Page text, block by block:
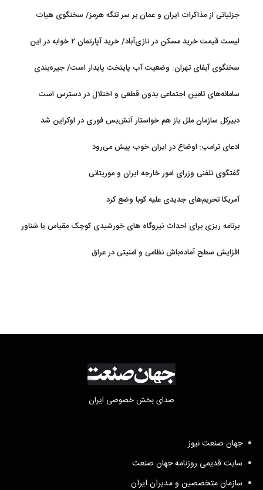
جزئیاتی از مذاکرات ایران و عمان بر سر تنگه هرمز/ سخنگوی هیات
رئیسه مجلس: بیانیه‌ای شامل تصحیح مسیر تردد دریایی در تنگه، در
لیست قیمت خرید مسکن در نازی‌آباد/ خرید آپارتمان ۲ خوابه در این
منطقه چقدر سرمایه نیاز دارد؟ + جدول مردادماه ۱۴۰۵
سخنگوی آبفای تهران: وضعیت آب پایتخت پایدار است/ جیره‌بندی
سامانه‌های تامین اجتماعی بدون قطعی و اختلال در دسترس است
دبیرکل سازمان ملل باز هم خواستار آتش‌بس فوری در اوکراین شد
ادعای ترامپ: اوضاع در ایران خوب پیش می‌رود
گفتگوی تلفنی وزرای امور خارجه ایران و موریتانی
آمریکا تحریم‌های جدیدی علیه کوبا وضع کرد
برنامه ریزی برای احداث نیروگاه های خورشیدی کوچک مقیاس یا شناور
روی آب در مازندران
افزایش سطح آماده‌باش نظامی و امنیتی در عراق
صدای بخش خصوصی ایران
جهان صنعت نیوز
سایت قدیمی روزنامه جهان صنعت
سازمان متخصصین و مدیران ایران